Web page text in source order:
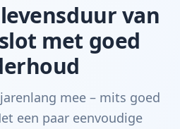
van
met goed
mee – mits goed
een paar eenvoudige